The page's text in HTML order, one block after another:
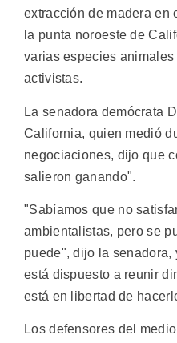
extracción de madera en
la punta noroeste de
varias especies
activistas.
La senadora demócrata
California, quien medió
negociaciones, dijo que
salieron ganando".
"Sabíamos que no
ambientalistas, pero se
puede", dijo la
está dispuesto a reunir
está en libertad de
Los defensores del